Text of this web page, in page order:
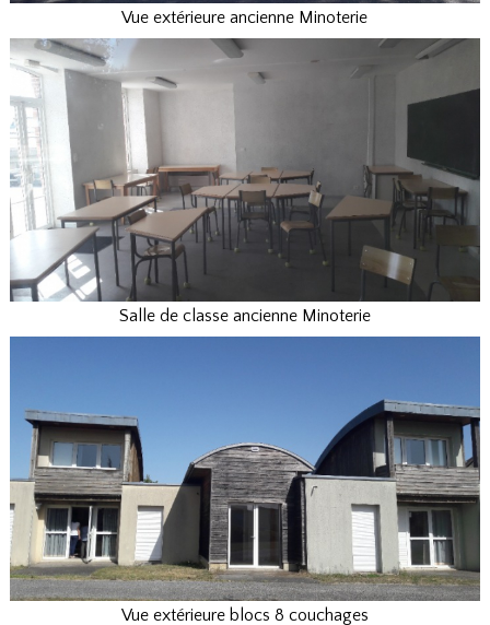
Vue extérieure ancienne Minoterie
Salle de classe ancienne Minoterie
Vue extérieure blocs 8 couchages